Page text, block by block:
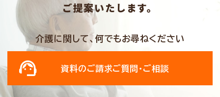
ご提案いたします。
介護に関して、何でもお尋ねください
資料のご請求ご質問・ご相談